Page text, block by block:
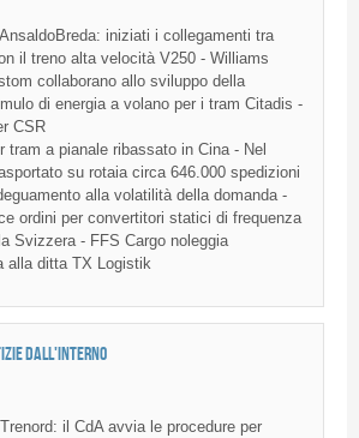
iniziati i collegamenti tra
il treno alta velocità V250 - Williams
collaborano allo sviluppo della
di energia a volano per i tram Citadis -
CSR
tram a pianale ribassato in Cina - Nel
su rotaia circa 646.000 spedizioni
alla volatilità della domanda -
ordini per convertitori statici di frequenza
Svizzera - FFS Cargo noleggia
alla ditta TX Logistik
DALL'INTERNO
il CdA avvia le procedure per